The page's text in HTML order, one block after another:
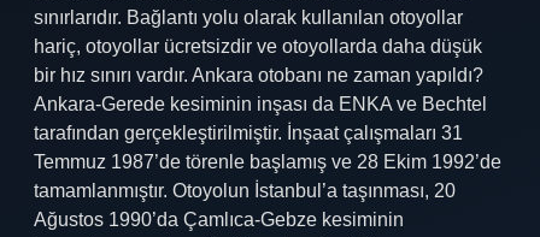
sınırlarıdır. Bağlantı yolu olarak kullanılan otoyollar
hariç, otoyollar ücretsizdir ve otoyollarda daha düşük
bir hız sınırı vardır. Ankara otobanı ne zaman yapıldı?
Ankara-Gerede kesiminin inşası da ENKA ve Bechtel
tarafından gerçekleştirilmiştir. İnşaat çalışmaları 31
Temmuz 1987’de törenle başlamış ve 28 Ekim 1992’de
tamamlanmıştır. Otoyolun İstanbul’a taşınması, 20
Ağustos 1990’da Çamlıca-Gebze kesiminin